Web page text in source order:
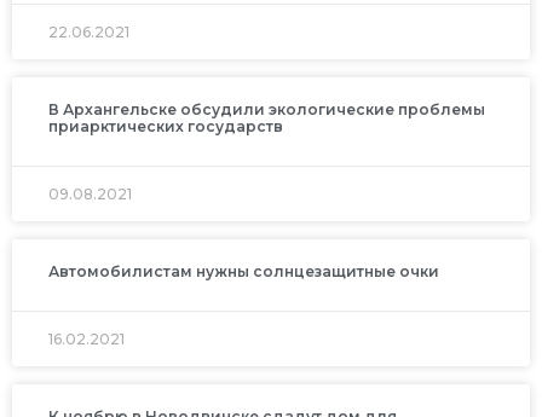
22.06.2021
В Архангельске обсудили экологические проблемы
приарктических государств
09.08.2021
Автомобилистам нужны солнцезащитные очки
16.02.2021